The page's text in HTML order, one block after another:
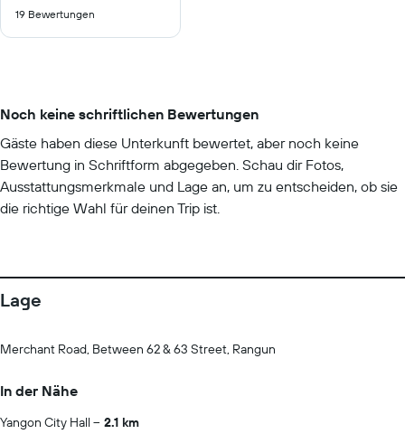
10
19 Bewertungen
Noch keine schriftlichen Bewertungen
Gäste haben diese Unterkunft bewertet, aber noch keine
Bewertung in Schriftform abgegeben. Schau dir Fotos,
Ausstattungsmerkmale und Lage an, um zu entscheiden, ob sie
die richtige Wahl für deinen Trip ist.
Lage
Merchant Road, Between 62 & 63 Street, Rangun
In der Nähe
Yangon City Hall
2.1 km